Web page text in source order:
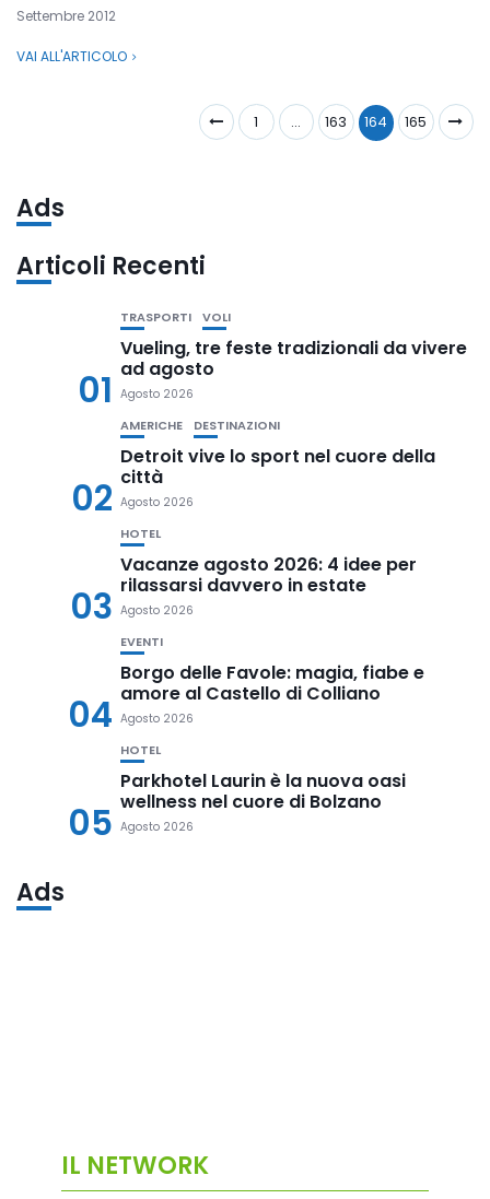
Settembre 2012
VAI ALL'ARTICOLO
1 … 163 164 165
Ads
Articoli Recenti
01
TRASPORTI VOLI
Vueling, tre feste tradizionali da vivere
ad agosto
Agosto 2026
02
AMERICHE DESTINAZIONI
Detroit vive lo sport nel cuore della
città
Agosto 2026
03
HOTEL
Vacanze agosto 2026: 4 idee per
rilassarsi davvero in estate
Agosto 2026
04
EVENTI
Borgo delle Favole: magia, fiabe e
amore al Castello di Colliano
Agosto 2026
05
HOTEL
Parkhotel Laurin è la nuova oasi
wellness nel cuore di Bolzano
Agosto 2026
Ads
IL NETWORK